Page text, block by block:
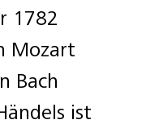
1782
Mozart
Bach
ist